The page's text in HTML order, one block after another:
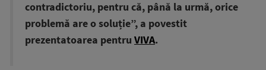
contradictoriu, pentru că, până la urmă, orice
problemă are o soluție”, a povestit
prezentatoarea pentru VIVA.